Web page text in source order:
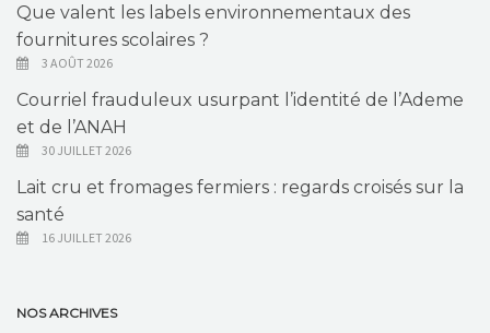
Que valent les labels environnementaux des
fournitures scolaires ?
3 AOÛT 2026
Courriel frauduleux usurpant l’identité de l’Ademe
et de l’ANAH
30 JUILLET 2026
Lait cru et fromages fermiers : regards croisés sur la
santé
16 JUILLET 2026
NOS ARCHIVES